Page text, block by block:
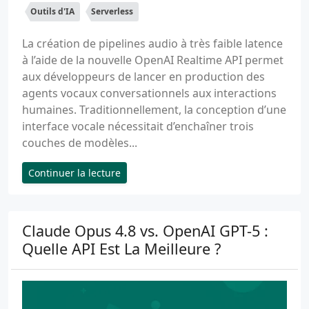
Outils d'IA Serverless
La création de pipelines audio à très faible latence
à l’aide de la nouvelle OpenAI Realtime API permet
aux développeurs de lancer en production des
agents vocaux conversationnels aux interactions
humaines. Traditionnellement, la conception d’une
interface vocale nécessitait d’enchaîner trois
couches de modèles...
Continuer la lecture
Claude Opus 4.8 vs. OpenAI GPT-5 :
Quelle API Est La Meilleure ?